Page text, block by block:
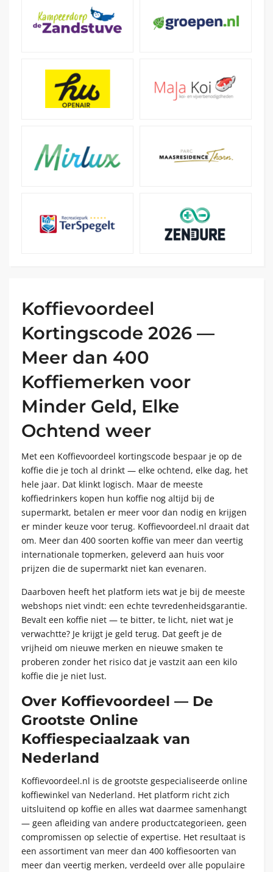
Koffievoordeel
Kortingscode 2026 —
Meer dan 400
Koffiemerken voor
Minder Geld, Elke
Ochtend weer
Met een Koffievoordeel kortingscode bespaar je op de
koffie die je toch al drinkt — elke ochtend, elke dag, het
hele jaar. Dat klinkt logisch. Maar de meeste
koffiedrinkers kopen hun koffie nog altijd bij de
supermarkt, betalen er meer voor dan nodig en krijgen
er minder keuze voor terug. Koffievoordeel.nl draait dat
om. Meer dan 400 soorten koffie van meer dan veertig
internationale topmerken, geleverd aan huis voor
prijzen die de supermarkt niet kan evenaren.
Daarboven heeft het platform iets wat je bij de meeste
webshops niet vindt: een echte tevredenheidsgarantie.
Bevalt een koffie niet — te bitter, te licht, niet wat je
verwachtte? Je krijgt je geld terug. Dat geeft je de
vrijheid om nieuwe merken en nieuwe smaken te
proberen zonder het risico dat je vastzit aan een kilo
koffie die je niet lust.
Over Koffievoordeel — De
Grootste Online
Koffiespeciaalzaak van
Nederland
Koffievoordeel.nl is de grootste gespecialiseerde online
koffiewinkel van Nederland. Het platform richt zich
uitsluitend op koffie en alles wat daarmee samenhangt
— geen afleiding van andere productcategorieen, geen
compromissen op selectie of expertise. Het resultaat is
een assortiment van meer dan 400 koffiesoorten van
meer dan veertig merken, verdeeld over alle populaire